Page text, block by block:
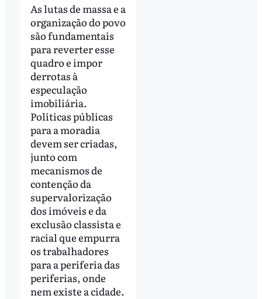
As lutas de massa e a
organização do povo
são fundamentais
para reverter esse
quadro e impor
derrotas à
especulação
imobiliária.
Políticas públicas
para a moradia
devem ser criadas,
junto com
mecanismos de
contenção da
supervalorização
dos imóveis e da
exclusão classista e
racial que empurra
os trabalhadores
para a periferia das
periferias, onde
nem existe a cidade.